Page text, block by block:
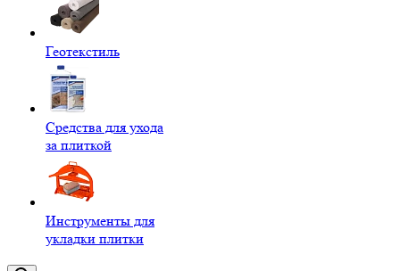
Геотекстиль
Средства для ухода
за плиткой
Инструменты для
укладки плитки